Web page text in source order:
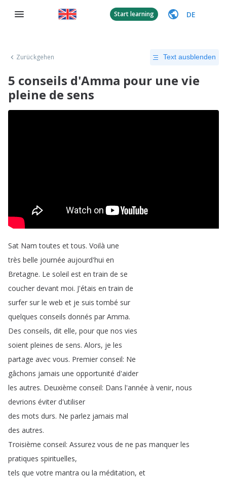
Start learning DE
Zurückgehen Text ausblenden
5 conseils d'Amma pour une vie
pleine de sens
Sat Nam toutes et tous. Voilà une
très belle journée aujourd'hui en
Bretagne. Le soleil est en train de se
coucher devant moi. J'étais en train de
surfer sur le web et je suis tombé sur
quelques conseils donnés par Amma.
Des conseils, dit elle, pour que nos vies
soient pleines de sens. Alors, je les
partage avec vous. Premier conseil: Ne
gâchons jamais une opportunité d'aider
les autres. Deuxième conseil: Dans l'année à venir, nous
devrions éviter d'utiliser
des mots durs. Ne parlez jamais mal
des autres.
Troisième conseil: Assurez vous de ne pas manquer les
pratiques spirituelles,
tels que votre mantra ou la méditation, et